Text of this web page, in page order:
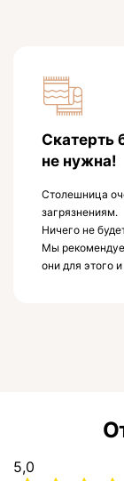
Скатерть
не нужна!
Столешница
загрязнениям.
Ничего не
Мы
они для этого
5,0